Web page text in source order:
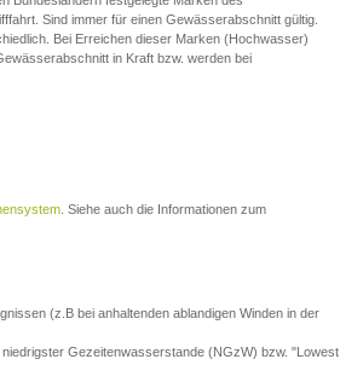
Sind immer für einen Gewässerabschnitt gültig.
Bei Erreichen dieser Marken (Hochwasser)
in Kraft bzw. werden bei
. Siehe auch die Informationen zum
(z.B bei anhaltenden ablandigen Winden in der
Gezeitenwasserstande (NGzW) bzw. "Lowest